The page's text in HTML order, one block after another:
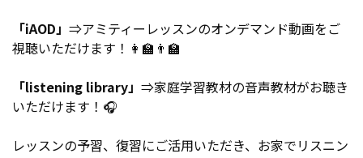
「iAOD」 ⇒アミティーレッスンのオンデマンド動画をご
視聴いただけます！👩‍🏫👨‍🏫
「listening library」 ⇒家庭学習教材の音声教材がお聴き
いただけます！🎧
レッスンの予習、復習にご活用いただき、お家でリスニン